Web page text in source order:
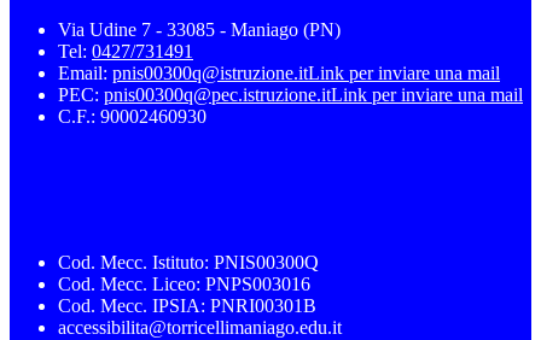
Via Udine 7 - 33085 - Maniago (PN)
Tel: 0427/731491
Email: pnis00300q@istruzione.itLink per inviare una mail
PEC: pnis00300q@pec.istruzione.itLink per inviare una mail
C.F.: 90002460930
Cod. Mecc. Istituto: PNIS00300Q
Cod. Mecc. Liceo: PNPS003016
Cod. Mecc. IPSIA: PNRI00301B
accessibilita@torricellimaniago.edu.it